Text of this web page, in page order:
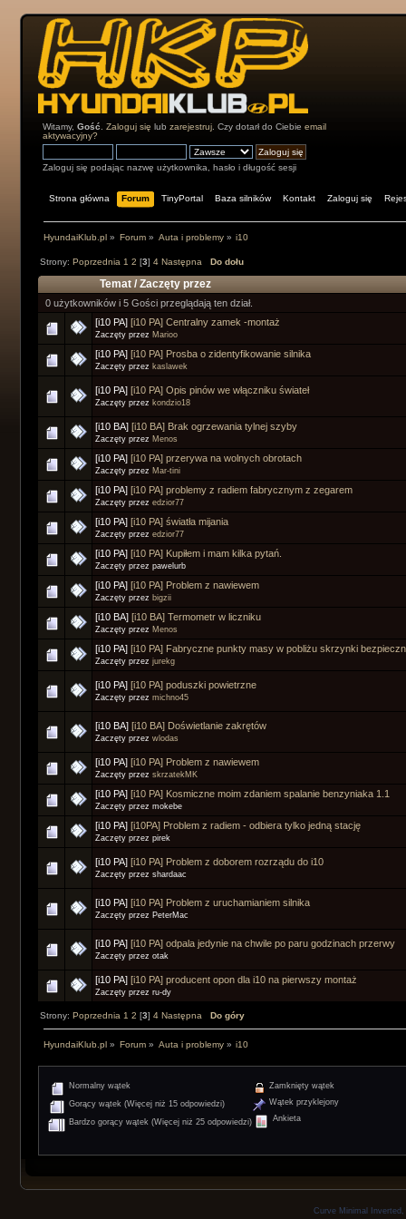
Witamy,Gość .Zaloguj się lubzarejestruj . Czy dotarł do Ciebieemail
aktywacyjny?
Zaloguj się podając nazwę użytkownika, hasło i długość sesji
Strona główna Forum TinyPortal Baza silników Kontakt Zaloguj się
HyundaiKlub.pl» Forum» Auta i problemy» i10
Strony: Poprzednia 1 2 [3]4 Następna Do dołu
Temat/Zaczęty przez
0 użytkowników i 5 Gości przeglądają ten dział.
[i10 PA] [i10 PA] Centralny zamek -montaż
Zaczęty przez Marioo
[i10 PA] [i10 PA] Prosba o zidentyfikowanie silnika
Zaczęty przez kaslawek
[i10 PA] [i10 PA] Opis pinów we włączniku świateł
Zaczęty przez kondzio18
[i10 BA] [i10 BA] Brak ogrzewania tylnej szyby
Zaczęty przez Menos
[i10 PA] [i10 PA] przerywa na wolnych obrotach
Zaczęty przez Mar-tini
[i10 PA] [i10 PA] problemy z radiem fabrycznym z zegarem
Zaczęty przezedzior77
[i10 PA] [i10 PA] światła mijania
Zaczęty przezedzior77
[i10 PA] [i10 PA] Kupiłem i mam kilka pytań.
Zaczęty przez pawelurb
[i10 PA] [i10 PA] Problem z nawiewem
Zaczęty przez bigzii
[i10 BA] [i10 BA] Termometr w liczniku
Zaczęty przez Menos
[i10 PA] [i10 PA] Fabryczne punkty masy w pobliżu skrzynki
Zaczęty przezjurekg
[i10 PA] [i10 PA] poduszki powietrzne
Zaczęty przezmichno45
[i10 BA] [i10 BA] Doświetlanie zakrętów
Zaczęty przezwlodas
[i10 PA] [i10 PA] Problem z nawiewem
Zaczęty przezskrzatekMK
[i10 PA] [i10 PA] Kosmiczne moim zdaniem spalanie benzyniaka 1.1
Zaczęty przez mokebe
[i10 PA] [i10PA] Problem z radiem - odbiera tylko jedną stację
Zaczęty przez pirek
[i10 PA] [i10 PA] Problem z doborem rozrządu do i10
Zaczęty przez shardaac
[i10 PA] [i10 PA] Problem z uruchamianiem silnika
Zaczęty przez PeterMac
[i10 PA] [i10 PA] odpala jedynie na chwile po paru godzinach przerwy
Zaczęty przez otak
[i10 PA] [i10 PA] producent opon dla i10 na pierwszy montaż
Zaczęty przez ru-dy
Strony:Poprzednia 1 2 [3]4 Następna Do góry
HyundaiKlub.pl» Forum» Auta i problemy» i10
Normalny wątek
Gorący wątek (Więcej niż 15 odpowiedzi)
Bardzo gorący wątek (Więcej niż 25 odpowiedzi)
Zamknięty wątek
Wątek przyklejony
Ankieta
Curve Minimal